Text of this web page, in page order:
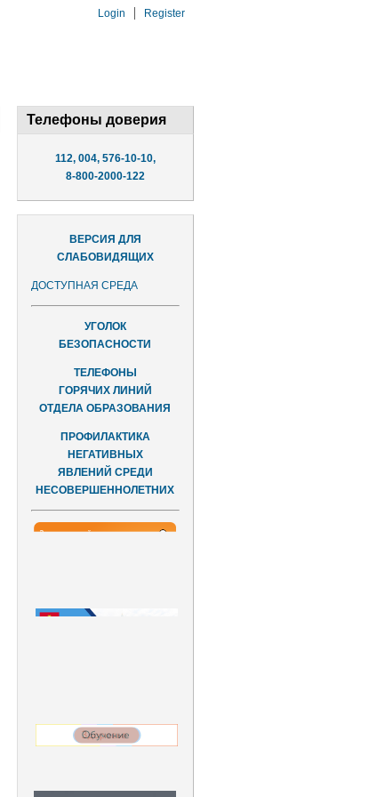
Login Register
Телефоны доверия
112, 004, 576-10-10,
8-800-2000-122
ВЕРСИЯ ДЛЯ
СЛАБОВИДЯЩИХ
ДОСТУПНАЯ СРЕДА
УГОЛОК
БЕЗОПАСНОСТИ
ТЕЛЕФОНЫ
ГОРЯЧИХ ЛИНИЙ
ОТДЕЛА ОБРАЗОВАНИЯ
ПРОФИЛАКТИКА
НЕГАТИВНЫХ
ЯВЛЕНИЙ СРЕДИ
НЕСОВЕРШЕННОЛЕТНИХ